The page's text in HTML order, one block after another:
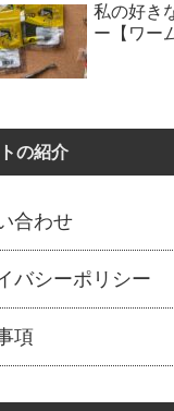
私の好き
ー【ワー
の紹介
合わせ
バシーポリシー
項